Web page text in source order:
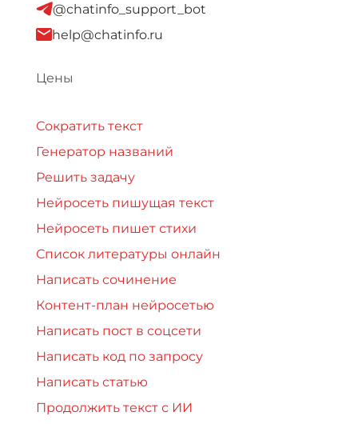
@chatinfo_support_bot
help@chatinfo.ru
Цены
Сократить текст
Генератор названий
Решить задачу
Нейросеть пишущая текст
Нейросеть пишет стихи
Список литературы онлайн
Написать сочинение
Контент-план нейросетью
Написать пост в соцсети
Написать код по запросу
Написать статью
Продолжить текст с ИИ